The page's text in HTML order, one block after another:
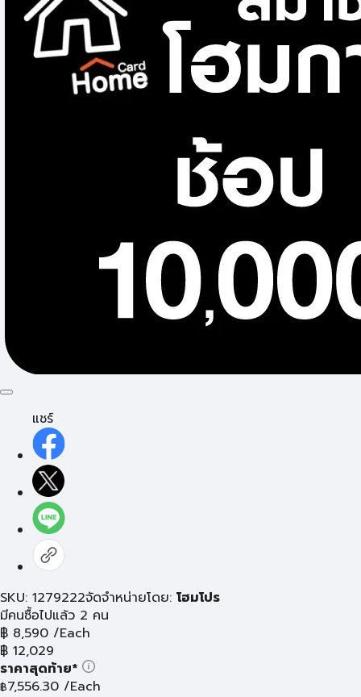
แชร์
SKU: 1279222จัดจำหน่ายโดย: โฮมโปร
มีคนซื้อไปแล้ว 2 คน
฿ 8,590 /Each
฿ 12,029
ราคาสุดท้าย*
฿7,556.30 /Each